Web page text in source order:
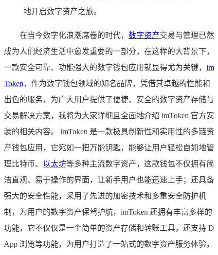
地开启数字资产之旅。
在当今数字化浪潮席卷的时代， 数字资产交易与管理已然
成为人们经济生活中愈发重要的一部分，在这样的大背景下，
一款安全可靠、功能强大的数字钱包应用就显得尤为关键， im
Token，作为数字钱包领域的知名品牌，凭借其卓越的性能和
出色的服务，为广大用户提供了便捷、安全的数字资产存储与
交易解决方案，我将为大家详细且全面地介绍 imToken 官方安
装的相关内容。 imToken 是一款极具创新性和实用性的多链资
产钱包应用，它宛如一把万能钥匙，能够让用户轻松自如地管
理比特币、 以太坊等多种主流数字资产，这款钱包不仅拥有简
洁直观、易于操作的界面，让新手用户也能迅速上手；还具备
强大的安全性能，采用了先进的加密技术和多重安全防护机
制，为用户的数字资产保驾护航，imToken 还拥有丰富多样的
功能，它不仅仅是一个简单的资产存储和转账工具，还支持 D
App 浏览等功能，为用户打造了一站式的数字资产服务体验，